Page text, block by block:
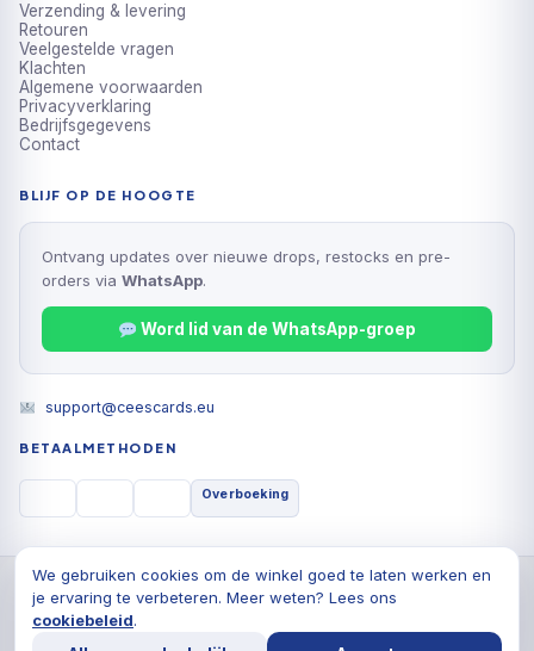
Verzending & levering
Retouren
Veelgestelde vragen
Klachten
Algemene voorwaarden
Privacyverklaring
Bedrijfsgegevens
Contact
BLIJF OP DE HOOGTE
Ontvang updates over nieuwe drops, restocks en pre-
orders via WhatsApp.
Word lid van de WhatsApp-groep
support@ceescards.eu
BETAALMETHODEN
Overboeking
© 2026 Cees Cards B.V., Alle rechten voorbehouden
PrivacyverklaringAlgemene voorwaarden Cookiebeleid
We gebruiken cookies om de winkel goed te laten werken en
je ervaring te verbeteren. Meer weten? Lees ons
cookiebeleid.